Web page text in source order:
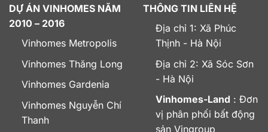
DỰ ÁN VINHOMES NĂM
2010 – 2016
Vinhomes Metropolis
Vinhomes Thăng Long
Vinhomes Gardenia
Vinhomes Nguyễn Chí
Thanh
THÔNG TIN LIÊN HỆ
Địa chỉ 1: Xã Phúc
Thịnh - Hà Nội
Địa chỉ 2: Xã Sóc Sơn
- Hà Nội
Vinhomes-Land : Đơn
vị phân phối bất động
sản Vingroup